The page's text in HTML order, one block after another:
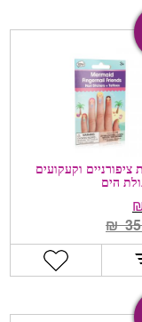
ציפורניים וקעקועים
הים
₪